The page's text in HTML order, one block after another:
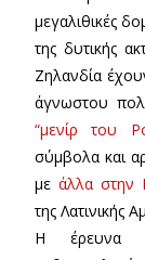
μεγαλιθικές
της δυτικής
Ζηλανδία
άγνωστου
“μενίρ του
σύμβολα και
με άλλα στην
της Λατινικής
Η έρευνα